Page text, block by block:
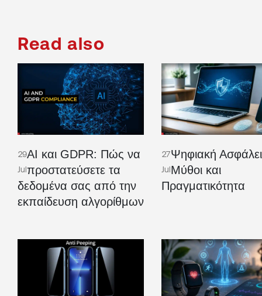
Read also
29
Jul
AI και GDPR: Πώς να
προστατεύσετε τα
δεδομένα σας από την
εκπαίδευση αλγορίθμων
27
Jul
Ψηφιακή
Μύθοι και
Πραγματικότητα